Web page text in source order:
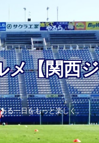
メ【関西
る一日をもっと楽しく。